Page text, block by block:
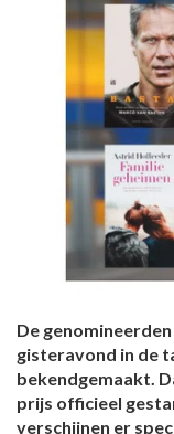
De
gisteravond in de
bekendgemaakt.
prijs officieel
verschijnen er